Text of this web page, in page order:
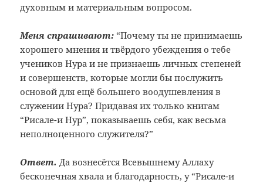
духовным и материальным вопросом.
Меня спрашивают: “Почему ты не принимаешь
хорошего мнения и твёрдого убеждения о тебе
учеников Нура и не признаешь личных степеней
и совершенств, которые могли бы послужить
основой для ещё большего воодушевления в
служении Нура? Придавая их только книгам
“Рисале-и Нур”, показываешь себя, как весьма
неполноценного служителя?”
Ответ. Да вознесётся Всевышнему Аллаху
бесконечная хвала и благодарность, у “Рисале-и